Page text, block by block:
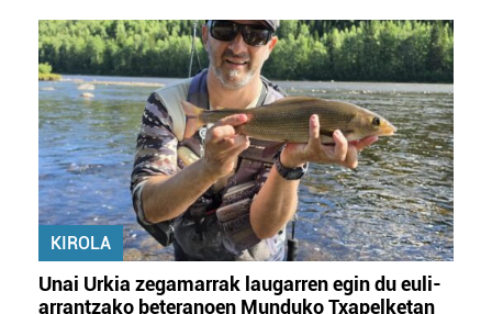
KIROLA
Unai Urkia zegamarrak laugarren egin du euli-
arrantzako beteranoen Munduko Txapelketan